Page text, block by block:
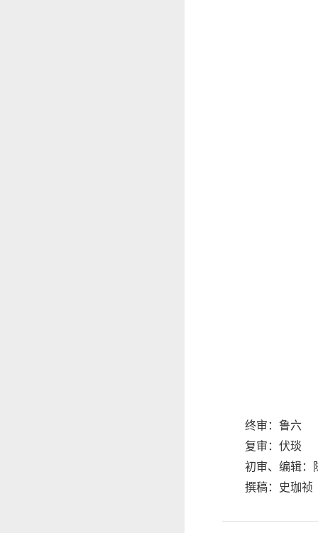
终审：鲁六
复审：伏琰
初审、编辑：
撰稿：史珈祯